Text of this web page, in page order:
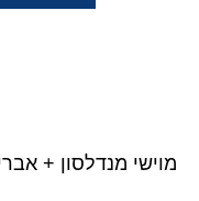
מוישי מנדלסון +